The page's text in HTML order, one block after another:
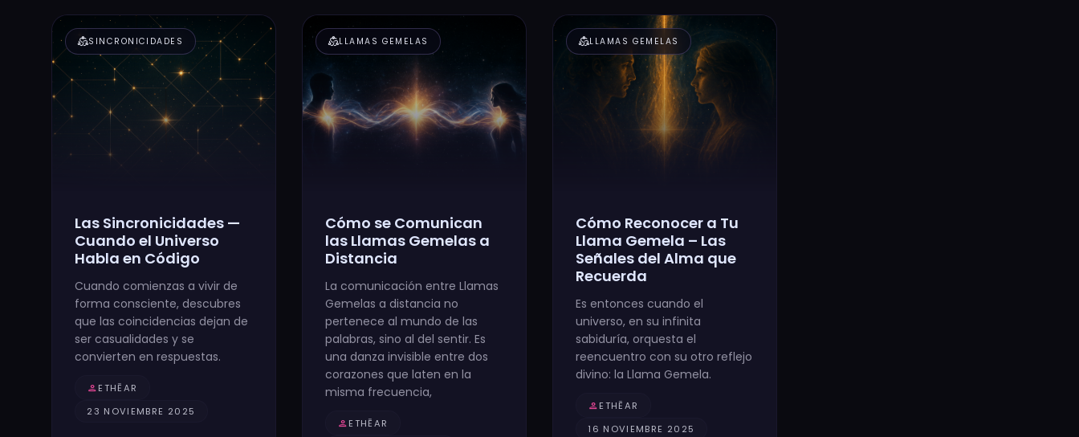
diversity_2SINCRONICIDADES
Las Sincronicidades —
Cuando el Universo
Habla en Código
Cuando comienzas a vivir de
forma consciente, descubres
que las coincidencias dejan de
ser casualidades y se
convierten en respuestas.
personETHĒAR
23 NOVIEMBRE 2025
diversity_2LLAMAS GEMELAS
Cómo se Comunican
las Llamas Gemelas a
Distancia
La comunicación entre Llamas
Gemelas a distancia no
pertenece al mundo de las
palabras, sino al del sentir. Es
una danza invisible entre dos
corazones que laten en la
misma frecuencia,
personETHĒAR
diversity_2LLAMAS GEMELAS
Cómo Reconocer a Tu
Llama Gemela – Las
Señales del Alma que
Recuerda
Es entonces cuando el
universo, en su infinita
sabiduría, orquesta el
reencuentro con su otro reflejo
divino: la Llama Gemela.
personETHĒAR
16 NOVIEMBRE 2025